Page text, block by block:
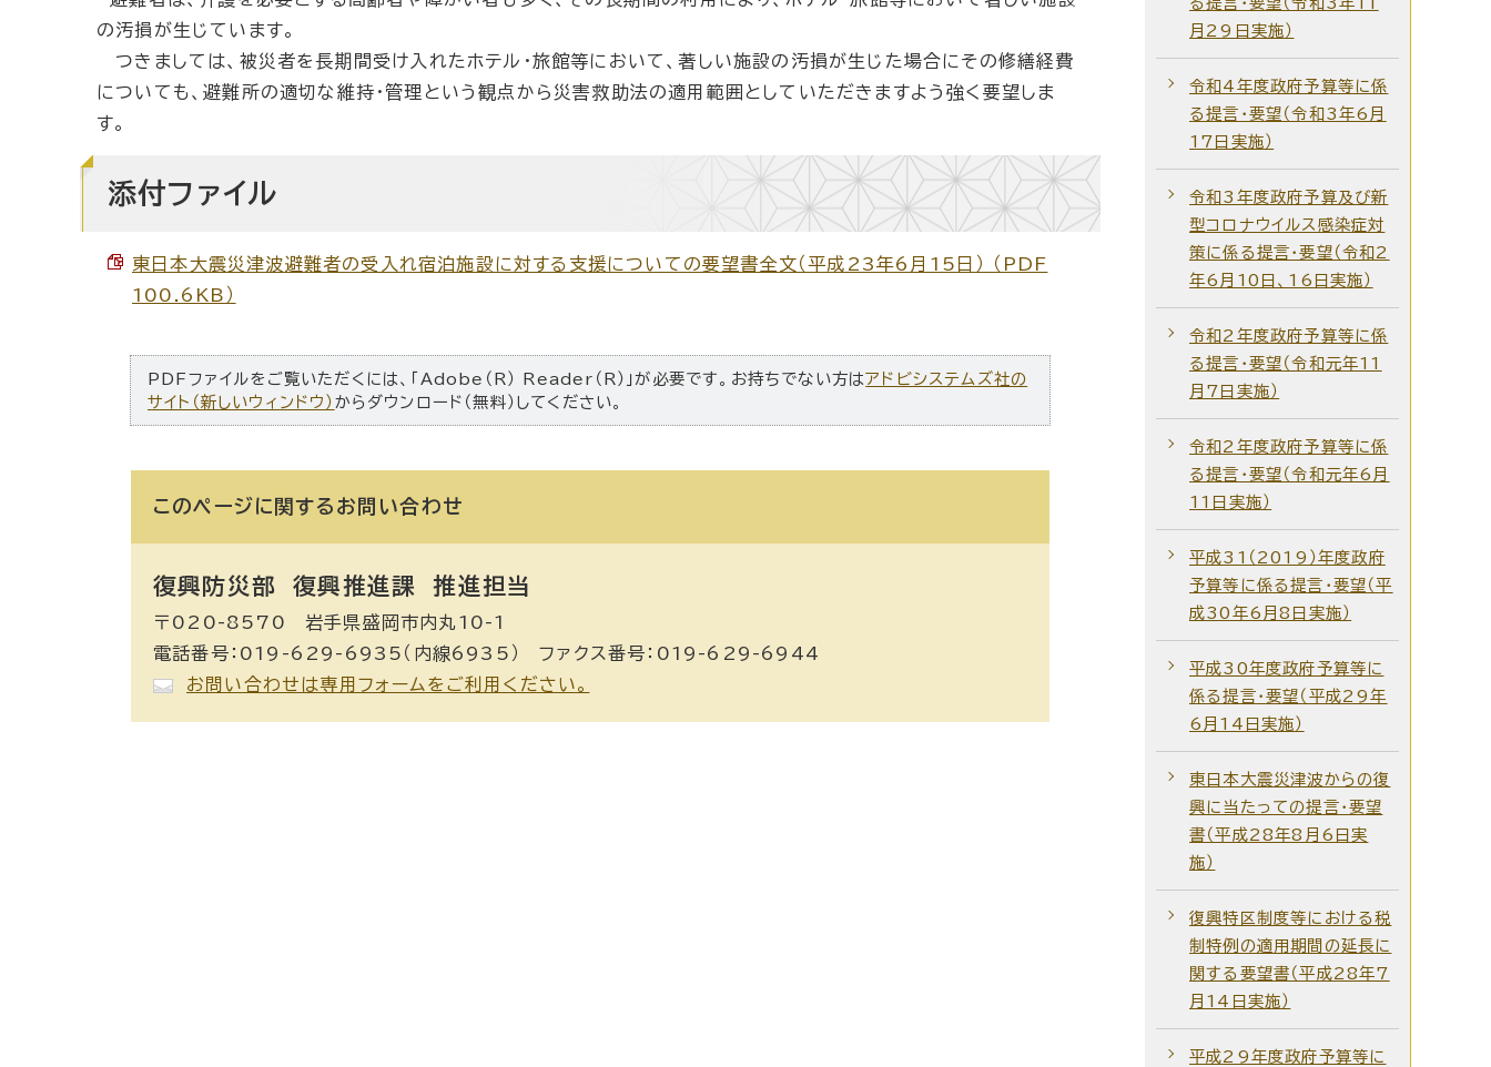
の汚損が生じています。
つきましては、被災者を長期間受け入れたホテル・旅館等において、著しい施設の汚損が生じた場合にその修繕経費
についても、避難所の適切な維持・管理という観点から災害救助法の適用範囲としていただきますよう強く要望しま
す。
添付ファイル
東日本大震災津波避難者の受入れ宿泊施設に対する支援についての要望書全文（平成23年6月15日） （PDF
100.6KB）
PDFファイルをご覧いただくには、「Adobe（R） Reader（R）」が必要です。お持ちでない方はアドビシステムズ社の
サイト（新しいウィンドウ） からダウンロード（無料）してください。
このページに関する お問い合わせ
復興防災部 復興推進課 推進担当
〒020-8570 岩手県盛岡市内丸10-1
電話番号：019-629-6935（内線6935） ファクス番号：019-629-6944
お問い合わせは専用フォームをご利用ください。
月29日実施）
令和4年度政府予算等に係
る提言・要望（令和3年6月
17日実施）
令和3年度政府予算及び新
型コロナウイルス感染症対
策に係る提言・要望（令和2
年6月10日、16日実施）
令和2年度政府予算等に係
る提言・要望（令和元年11
月7日実施）
令和2年度政府予算等に係
る提言・要望（令和元年6月
11日実施）
平成31（2019）年度政府
予算等に係る提言・要望（平
成30年6月8日実施）
平成30年度政府予算等に
係る提言・要望（平成29年
6月14日実施）
東日本大震災津波からの復
興に当たっての提言・要望
書（平成28年8月6日実
施）
復興特区制度等における税
制特例の適用期間の延長に
関する要望書（平成28年7
月14日実施）
平成29年度政府予算等に